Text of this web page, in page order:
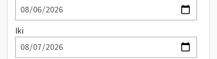
Iki